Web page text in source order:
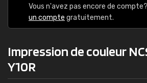
Vous n'avez pas encore de
un compte gratuitement.
Impression de couleur
Y10R